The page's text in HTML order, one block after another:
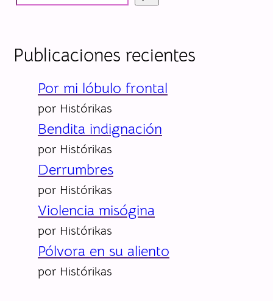
q
Publicaciones recientes
Por mi lóbulo frontal
por Histórikas
Bendita indignación
por Histórikas
Derrumbres
por Histórikas
Violencia misógina
por Histórikas
Pólvora en su aliento
por Histórikas